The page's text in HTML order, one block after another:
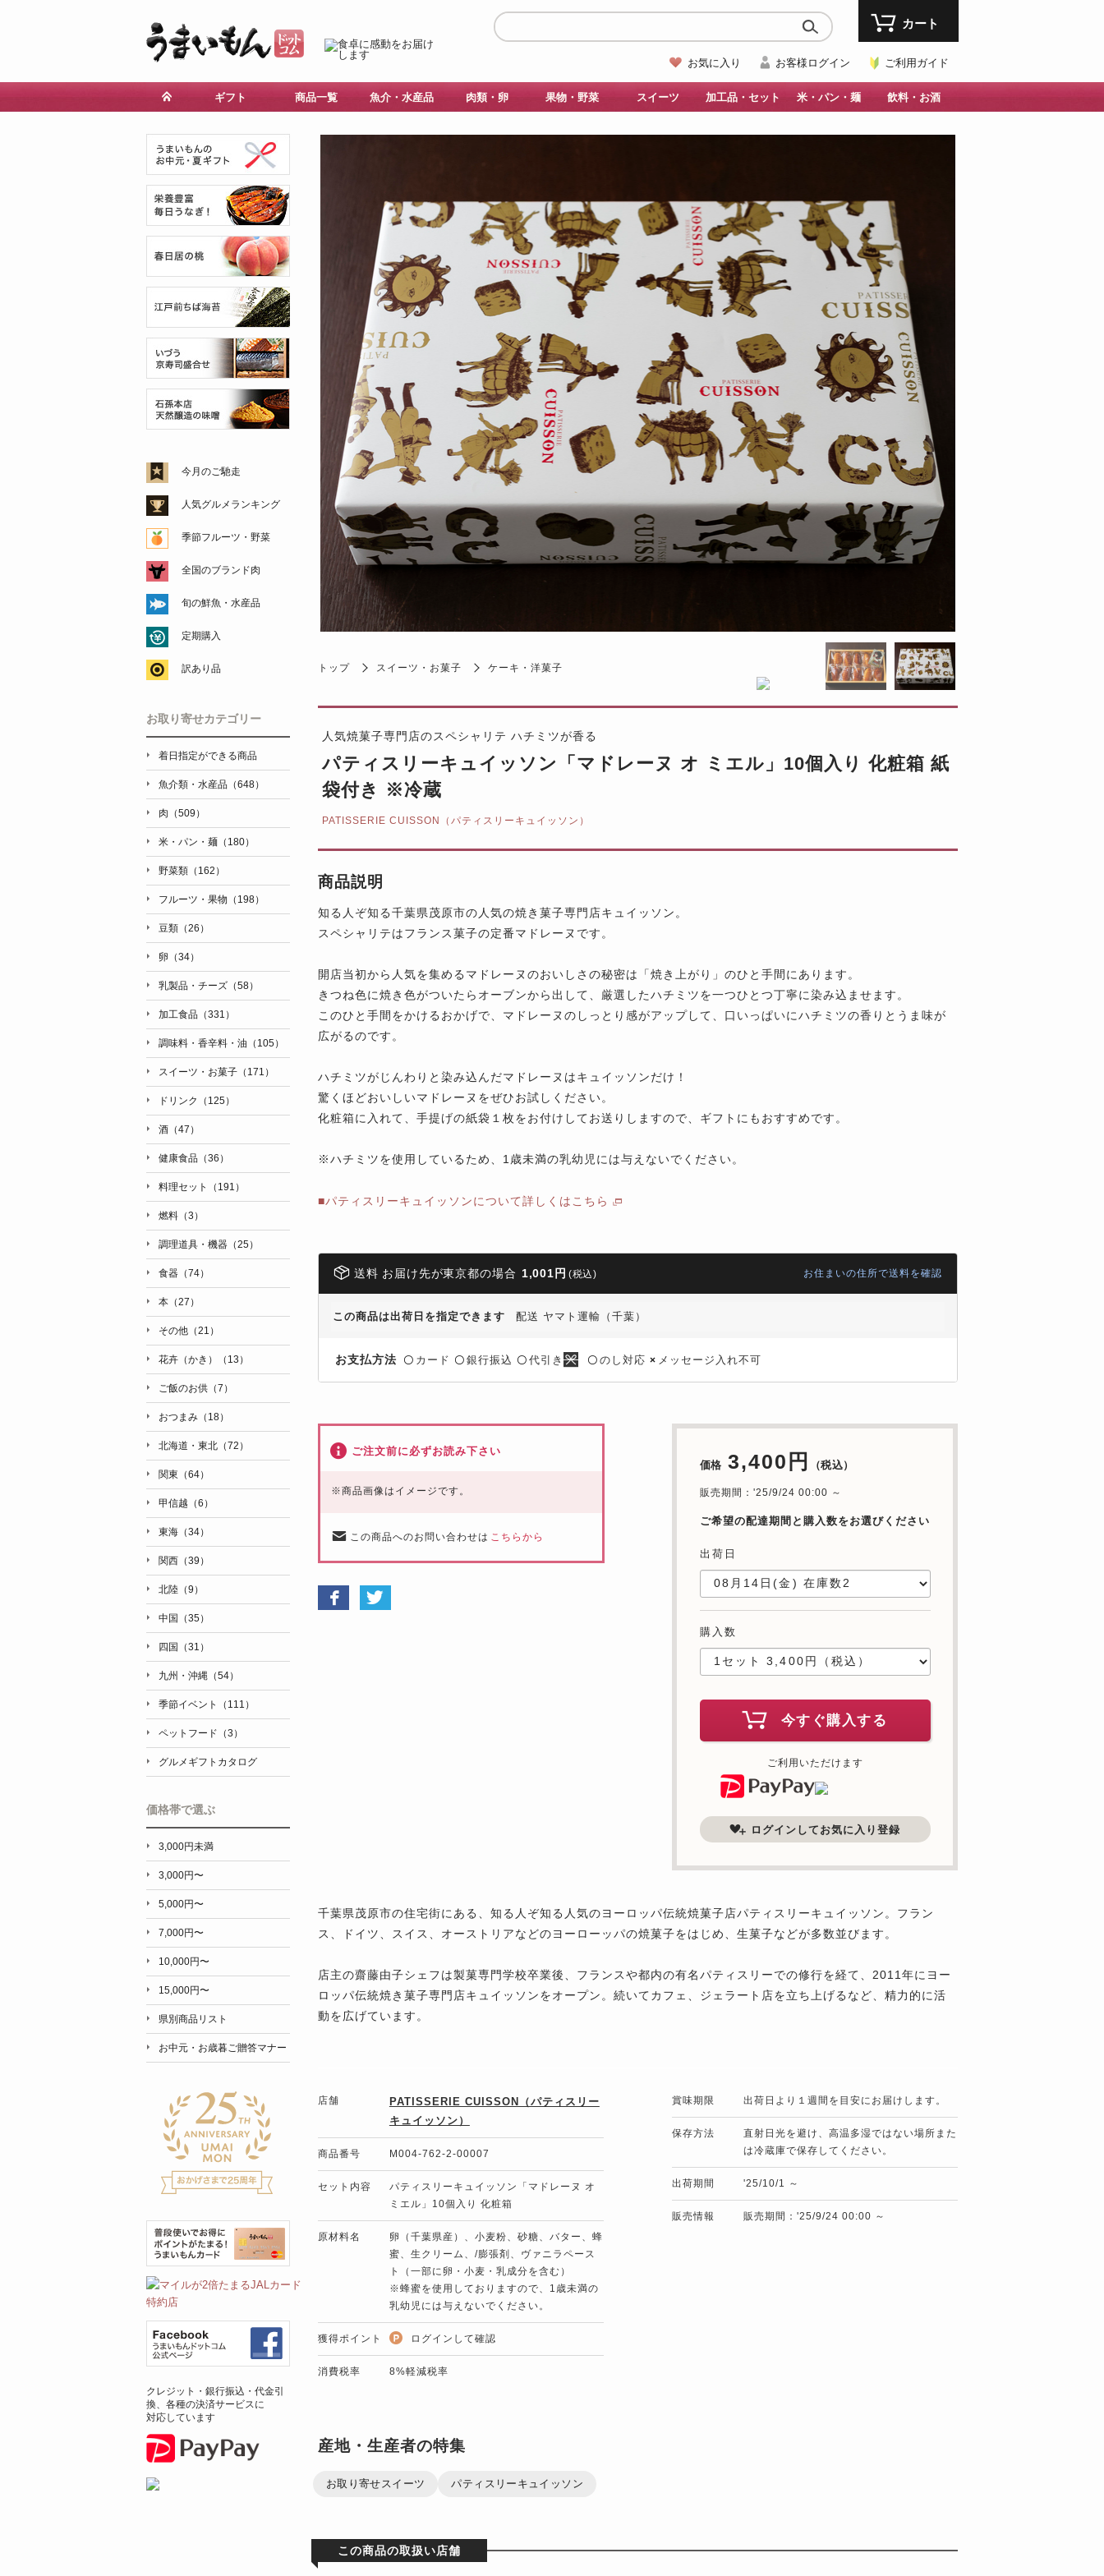
お気に入り お客様ログイン ご利用ガイド
カート
ギフト 商品一覧 魚介・水産品 肉類・卵 果物・野菜 スイーツ 加工品・セット 米・パン・麺 飲料・お酒
トップ スイーツ・お菓子 ケーキ・洋菓子
人気焼菓子専門店のスペシャリテ ハチミツが香る
パティスリーキュイッソン「マドレーヌ オ ミエル」10個入り 化粧箱 紙
袋付き ※冷蔵
PATISSERIE CUISSON（パティスリーキュイッソン）
商品説明
知る人ぞ知る千葉県茂原市の人気の焼き菓子専門店キュイッソン。
スペシャリテはフランス菓子の定番マドレーヌです。
開店当初から人気を集めるマドレーヌのおいしさの秘密は「焼き上がり」のひと手間にあります。
きつね色に焼き色がついたらオーブンから出して、厳選したハチミツを一つひとつ丁寧に染み込ませます。
このひと手間をかけるおかげで、マドレーヌのしっとり感がアップして、口いっぱいにハチミツの香りとうま味が
広がるのです。
ハチミツがじんわりと染み込んだマドレーヌはキュイッソンだけ！
驚くほどおいしいマドレーヌをぜひお試しください。
化粧箱に入れて、手提げの紙袋１枚をお付けしてお送りしますので、ギフトにもおすすめです。
※ハチミツを使用しているため、1歳未満の乳幼児には与えないでください。
■パティスリーキュイッソンについて詳しくはこちら
送料 お届け先が東京都の場合 1,001円 (税込) お住まいの住所で送料を確認
この商品は出荷日を指定できます 配送 ヤマト運輸（千葉）
お支払方法 〇 カード 〇 銀行振込 〇 代引き 〇 のし対応 × メッセージ入れ不可
価格 3,400円 （税込）
販売期間：'25/9/24 00:00 ～
ご希望の配達期間と購入数をお選びください
出荷日
購入数
今すぐ購入する
ご利用いただけます
ログインしてお気に入り登録
ご注文前に必ずお読み下さい
※商品画像はイメージです。
この商品へのお問い合わせは こちらから
千葉県茂原市の住宅街にある、知る人ぞ知る人気のヨーロッパ伝統焼菓子店パティスリーキュイッソン。フラン
ス、ドイツ、スイス、オーストリアなどのヨーローッパの焼菓子をはじめ、生菓子などが多数並びます。
店主の齋藤由子シェフは製菓専門学校卒業後、フランスや都内の有名パティスリーでの修行を経て、2011年にヨー
ロッパ伝統焼き菓子専門店キュイッソンをオープン。続いてカフェ、ジェラート店を立ち上げるなど、精力的に活
動を広げています。
店舗
PATISSERIE CUISSON（パティスリー
キュイッソン）
商品番号 M004-762-2-00007
セット内容
パティスリーキュイッソン「マドレーヌ オ
ミエル」10個入り 化粧箱
原材料名
卵（千葉県産）、小麦粉、砂糖、バター、蜂
蜜、生クリーム、/膨張剤、ヴァニラペース
ト（一部に卵・小麦・乳成分を含む）
※蜂蜜を使用しておりますので、1歳未満の
乳幼児には与えないでください。
獲得ポイント ログインして確認
消費税率 8%軽減税率
賞味期限 出荷日より１週間を目安にお届けします。
保存方法
直射日光を避け、高温多湿ではない場所また
は冷蔵庫で保存してください。
出荷期間 '25/10/1 ～
販売情報 販売期間：'25/9/24 00:00 ～
産地・生産者の特集
お取り寄せスイーツ パティスリーキュイッソン
この商品の取扱い店舗
今月のご馳走
人気グルメランキング
季節フルーツ・野菜
全国のブランド肉
旬の鮮魚・水産品
定期購入
訳あり品
お取り寄せカテゴリー
着日指定ができる商品
魚介類・水産品（648）
肉（509）
米・パン・麺（180）
野菜類（162）
フルーツ・果物（198）
豆類（26）
卵（34）
乳製品・チーズ（58）
加工食品（331）
調味料・香辛料・油（105）
スイーツ・お菓子（171）
ドリンク（125）
酒（47）
健康食品（36）
料理セット（191）
燃料（3）
調理道具・機器（25）
食器（74）
本（27）
その他（21）
花卉（かき）（13）
ご飯のお供（7）
おつまみ（18）
北海道・東北（72）
関東（64）
甲信越（6）
東海（34）
関西（39）
北陸（9）
中国（35）
四国（31）
九州・沖縄（54）
季節イベント（111）
ペットフード（3）
グルメギフトカタログ
価格帯で選ぶ
3,000円未満
3,000円〜
5,000円〜
7,000円〜
10,000円〜
15,000円〜
県別商品リスト
お中元・お歳暮ご贈答マナー
クレジット・銀行振込・代金引
換、各種の決済サービスに
対応しています